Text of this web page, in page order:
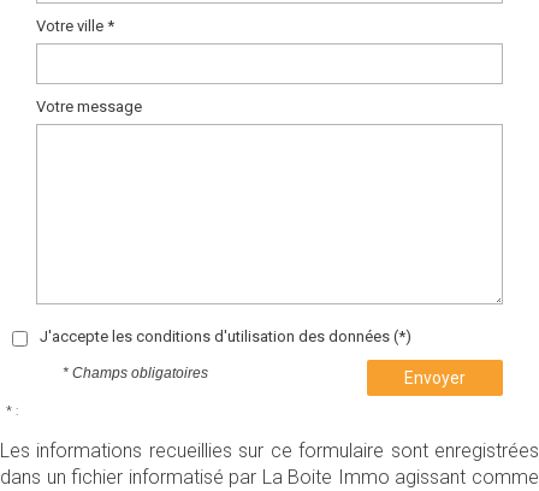
Votre ville *
Votre message
J'accepte les conditions d'utilisation des données (*)
Envoyer
* Champs obligatoires
* :
Les informations recueillies sur ce formulaire sont enregistrées
dans un fichier informatisé par La Boite Immo agissant comme